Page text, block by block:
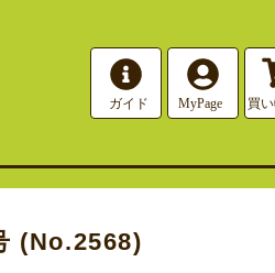
(No.2568)